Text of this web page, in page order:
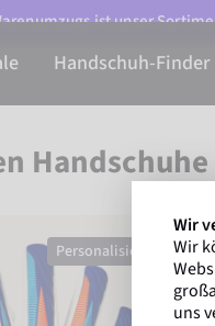
ist unser
Handschuh-Finder
Handschuhe
Personalisierbar
Wir
Wir
uns